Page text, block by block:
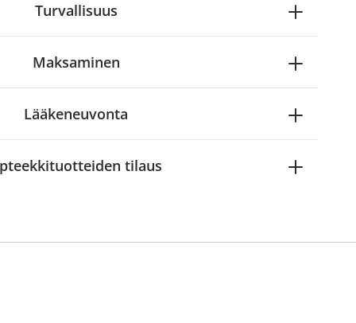
Turvallisuus
Maksaminen
Lääkeneuvonta
tilaus